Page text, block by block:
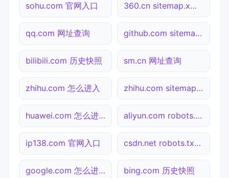
sohu.com 官网入口 360.cn sitemap.xml检测
qq.com 网址查询 github.com sitemap.xml检测
bilibili.com 历史快照 sm.cn 网址查询
zhihu.com 怎么进入 zhihu.com sitemap.xml检测
huawei.com 怎么进入 aliyun.com robots.txt检测
ip138.com 官网入口 csdn.net robots.txt检测
google.com 怎么进入 bing.com 历史快照